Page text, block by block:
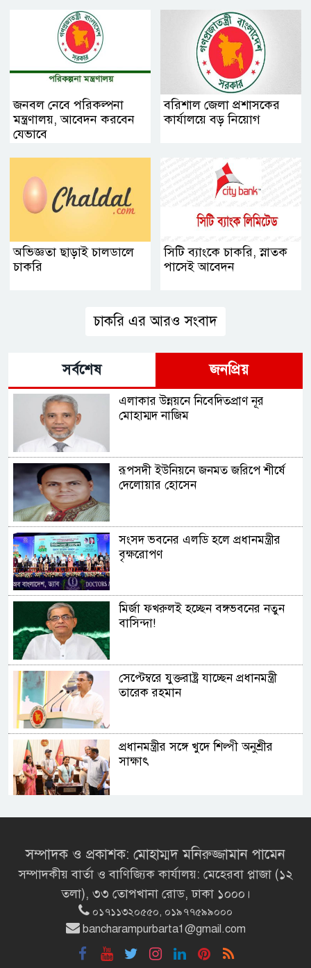
জনবল নেবে পরিকল্পনা
মন্ত্রণালয়, আবেদন করবেন
যেভাবে
বরিশাল জেলা প্রশাসকের
কার্যালয়ে বড় নিয়োগ
অভিজ্ঞতা ছাড়াই চালডালে
চাকরি
সিটি ব্যাংকে চাকরি, স্নাতক
পাসেই আবেদন
চাকরি এর আরও সংবাদ
সর্বশেষ জনপ্রিয়
এলাকার উন্নয়নে নিবেদিতপ্রাণ নূর
মোহাম্মদ নাজিম
রূপসদী ইউনিয়নে জনমত জরিপে শীর্ষে
দেলোয়ার হোসেন
সংসদ ভবনের এলডি হলে প্রধানমন্ত্রীর
বৃক্ষরোপণ
মির্জা ফখরুলই হচ্ছেন বঙ্গভবনের নতুন
বাসিন্দা!
সেপ্টেম্বরে যুক্তরাষ্ট্র যাচ্ছেন প্রধানমন্ত্রী
তারেক রহমান
প্রধানমন্ত্রীর সঙ্গে খুদে শিল্পী অনুশ্রীর
সাক্ষাৎ
খালপাড় রক্ষায় বিন্না ঘাসের ব্যবহার
রাষ্ট্রপতি নির্বাচন ২০ আগস্ট
রাষ্ট্রপতি নির্বাচনের ভোটার তালিকা
সম্পাদক ও প্রকাশক: মোহাম্মদ মনিরুজ্জামান পামেন
সম্পাদকীয় বার্তা ও বাণিজ্যিক কার্যালয়: মেহেরবা প্লাজা (১২
তলা), ৩৩ তোপখানা রোড, ঢাকা ১০০০।
০১৭১১৩২০৫৫০, ০১৯৭৭৫৯৯০০০
bancharampurbarta1@gmail.com